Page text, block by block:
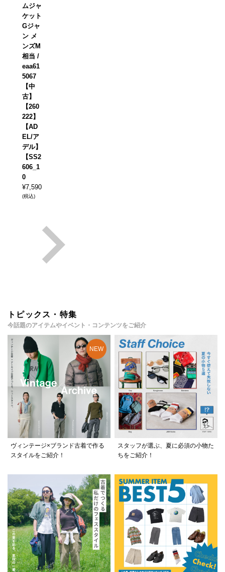
ムジャ
ケット
Gジャ
ン メ
ンズM
相当 /
eaa61
5067
【中
古】
【260
222】
【AD
EL/ア
デル】
【SS2
606_1
0
¥7,590
(税込)
トピックス・特集
今話題のアイテムやイベント・コンテンツをご紹介
ヴィンテージ×ブランド古着で作る
スタイルをご紹介！
スタッフが選ぶ、夏に必須の小物た
ちをご紹介！